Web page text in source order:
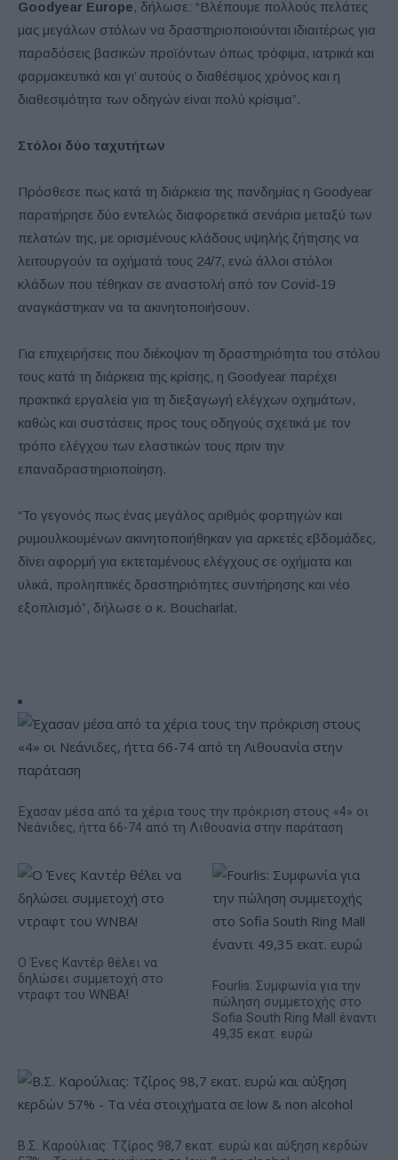
Goodyear Europe, δήλωσε: “Βλέπουμε πολλούς πελάτες
μας μεγάλων στόλων να δραστηριοποιούνται ιδιαιτέρως για
παραδόσεις βασικών προϊόντων όπως τρόφιμα, ιατρικά και
φαρμακευτικά και γι’ αυτούς ο διαθέσιμος χρόνος και η
διαθεσιμότητα των οδηγών είναι πολύ κρίσιμα”.
Στόλοι δύο ταχυτήτων
Πρόσθεσε πως κατά τη διάρκεια της πανδημίας η Goodyear
παρατήρησε δύο εντελώς διαφορετικά σενάρια μεταξύ των
πελατών της, με ορισμένους κλάδους υψηλής ζήτησης να
λειτουργούν τα οχήματά τους 24/7, ενώ άλλοι στόλοι
κλάδων που τέθηκαν σε αναστολή από τον Covid-19
αναγκάστηκαν να τα ακινητοποιήσουν.
Για επιχειρήσεις που διέκοψαν τη δραστηριότητα του στόλου
τους κατά τη διάρκεια της κρίσης, η Goodyear παρέχει
πρακτικά εργαλεία για τη διεξαγωγή ελέγχων οχημάτων,
καθώς και συστάσεις προς τους οδηγούς σχετικά με τον
τρόπο ελέγχου των ελαστικών τους πριν την
επαναδραστηριοποίηση.
“Το γεγονός πως ένας μεγάλος αριθμός φορτηγών και
ρυμουλκουμένων ακινητοποιήθηκαν για αρκετές εβδομάδες,
δίνει αφορμή για εκτεταμένους ελέγχους σε οχήματα και
υλικά, προληπτικές δραστηριότητες συντήρησης και νέο
εξοπλισμό”, δήλωσε ο κ. Boucharlat.
Έχασαν μέσα από τα χέρια τους την πρόκριση στους «4» οι
Νεάνιδες, ήττα 66-74 από τη Λιθουανία στην παράταση
Ο Ένες Καντέρ θέλει να
δηλώσει συμμετοχή στο
ντραφτ του WNBA!
Fourlis: Συμφωνία για την
πώληση συμμετοχής στο
Sofia South Ring Mall έναντι
49,35 εκατ. ευρώ
Β.Σ. Καρούλιας: Τζίρος 98,7 εκατ. ευρώ και αύξηση κερδών